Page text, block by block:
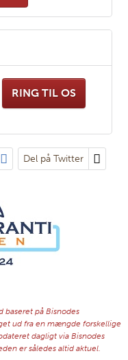
RING TIL OS
Del på Twitter